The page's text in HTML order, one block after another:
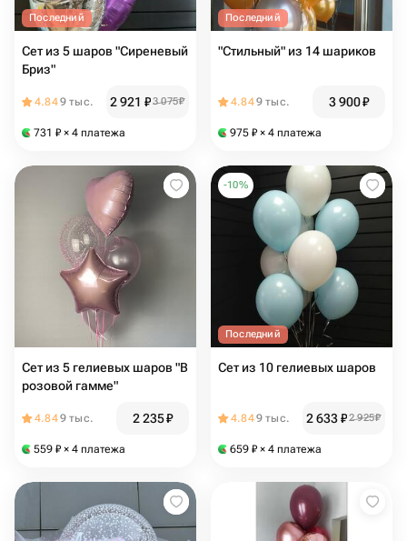
Последний
Сет из 5 шаров "Сиреневый
Бриз"
4.849 тыс. 2 921 ₽3 075₽
731 ₽ × 4 платежа
Последний
"Стильный" из 14 шариков
4.849 тыс. 3 900₽
975 ₽ × 4 платежа
Сет из 5 гелиевых шаров "В
розовой гамме"
4.849 тыс. 2 235₽
559 ₽ × 4 платежа
-10%
Последний
Сет из 10 гелиевых шаров
4.849 тыс. 2 633₽2 925₽
659 ₽ × 4 платежа